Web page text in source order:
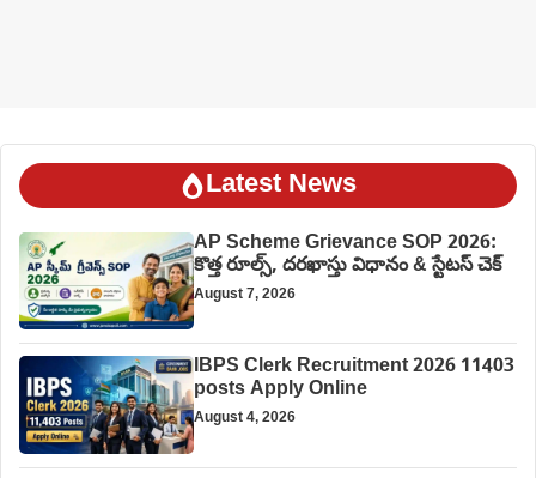
Latest News
AP Scheme Grievance SOP 2026:
కొత్త రూల్స్, దరఖాస్తు విధానం & స్టేటస్ చెక్
August 7, 2026
IBPS Clerk Recruitment 2026 11403
posts Apply Online
August 4, 2026